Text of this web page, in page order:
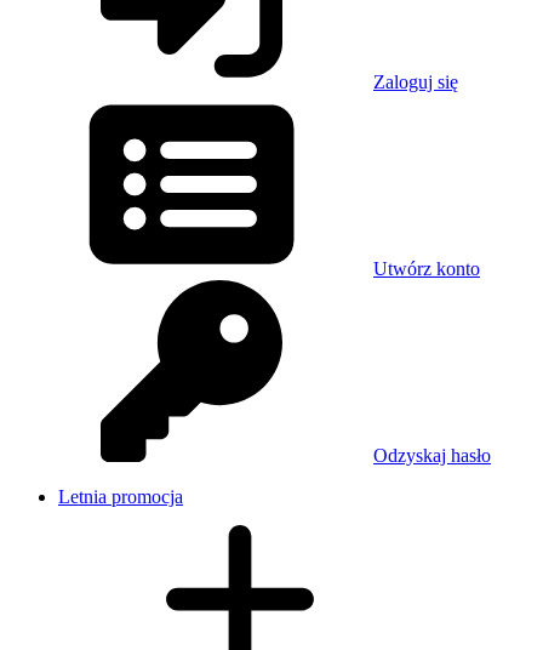
Zaloguj się
Utwórz konto
Odzyskaj hasło
Letnia promocja